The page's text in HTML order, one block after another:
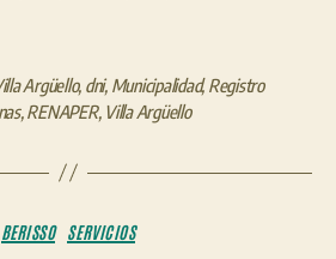
Argüello, dni, Municipalidad,Registro
,RENAPER, Villa Argüello
Categorías
BERISSO SERVICIOS